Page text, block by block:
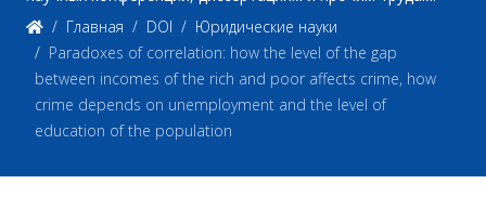
Главная
DOI
Юридические науки
Paradoxes of correlation: how the level of the gap
between incomes of the rich and poor affects crime, how
crime depends on unemployment and the level of
education of the population